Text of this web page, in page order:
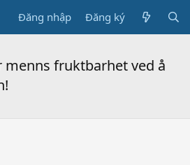
Đăng nhập Đăng ký
menns fruktbarhet ved å